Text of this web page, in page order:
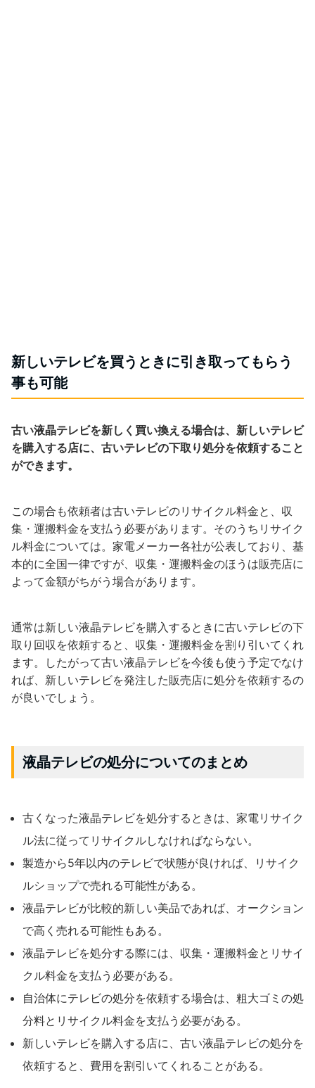
新しいテレビを買うときに引き取ってもらう
事も可能
古い液晶テレビを新しく買い換える場合は、新しいテレビ
を購入する店に、古いテレビの下取り処分を依頼すること
ができます。
この場合も依頼者は古いテレビのリサイクル料金と、収
集・運搬料金を支払う必要があります。そのうちリサイク
ル料金については。家電メーカー各社が公表しており、基
本的に全国一律ですが、収集・運搬料金のほうは販売店に
よって金額がちがう場合があります。
通常は新しい液晶テレビを購入するときに古いテレビの下
取り回収を依頼すると、収集・運搬料金を割り引いてくれ
ます。したがって古い液晶テレビを今後も使う予定でなけ
れば、新しいテレビを発注した販売店に処分を依頼するの
が良いでしょう。
液晶テレビの処分についてのまとめ
古くなった液晶テレビを処分するときは、家電リサイク
ル法に従ってリサイクルしなければならない。
製造から5年以内のテレビで状態が良ければ、リサイク
ルショップで売れる可能性がある。
液晶テレビが比較的新しい美品であれば、オークション
で高く売れる可能性もある。
液晶テレビを処分する際には、収集・運搬料金とリサイ
クル料金を支払う必要がある。
自治体にテレビの処分を依頼する場合は、粗大ゴミの処
分料とリサイクル料金を支払う必要がある。
新しいテレビを購入する店に、古い液晶テレビの処分を
依頼すると、費用を割引いてくれることがある。